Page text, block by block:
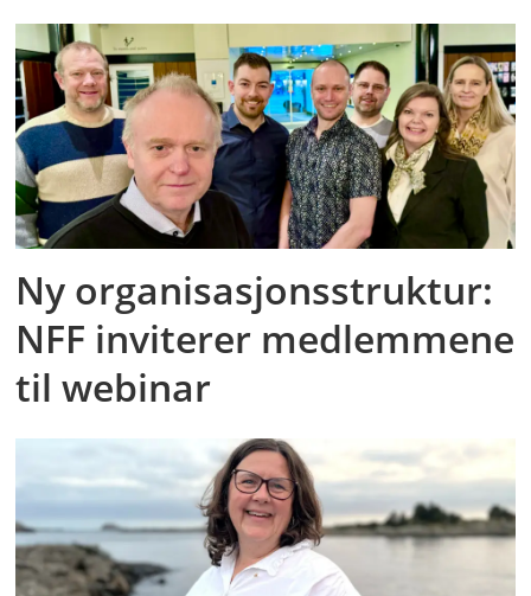
Ny organisasjonsstruktur:
NFF inviterer medlemmene
til webinar